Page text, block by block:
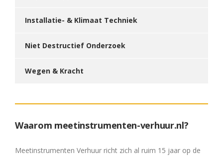
Installatie- & Klimaat Techniek
Niet Destructief Onderzoek
Wegen & Kracht
Waarom meetinstrumenten-verhuur.nl?
Meetinstrumenten Verhuur richt zich al ruim 15 jaar op de